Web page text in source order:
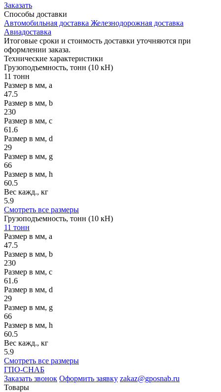
Заказать
Способы доставки
Автомобильная доставка Железнодорожная доставка
Авиадоставка
Итоговые сроки и стоимость доставки уточняются при
оформлении заказа.
Технические характеристики
Грузоподъемность, тонн (10 кН)
11 тонн
Размер в мм, a
47.5
Размер в мм, b
230
Размер в мм, c
61.6
Размер в мм, d
29
Размер в мм, g
66
Размер в мм, h
60.5
Вес кажд., кг
5.9
Смотреть все размеры
Грузоподъемность, тонн (10 кН)
11 тонн
Размер в мм, a
47.5
Размер в мм, b
230
Размер в мм, c
61.6
Размер в мм, d
29
Размер в мм, g
66
Размер в мм, h
60.5
Вес кажд., кг
5.9
Смотреть все размеры
ГПО-СНАБ
Заказать звонок Оформить заявку zakaz@gposnab.ru
Товары